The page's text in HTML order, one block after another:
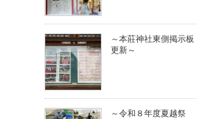
～本莊神社東側掲示板
更新～
～令和８年度夏越祭